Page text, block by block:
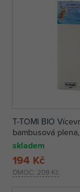
T-TOMI BIO
bambusová
skladem
DMOC: 209 Kč
194 Kč